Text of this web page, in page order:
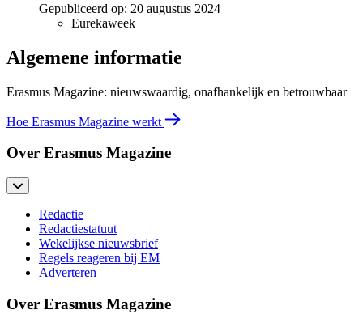
Gepubliceerd op: 20 augustus 2024
Eurekaweek
Algemene informatie
Erasmus Magazine: nieuwswaardig, onafhankelijk en betrouwbaar
Hoe Erasmus Magazine werkt
Over Erasmus Magazine
Redactie
Redactiestatuut
Wekelijkse nieuwsbrief
Regels reageren bij EM
Adverteren
Over Erasmus Magazine